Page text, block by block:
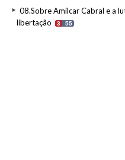
08.Sobre Amílcar Cabral e a
libertação
3 55